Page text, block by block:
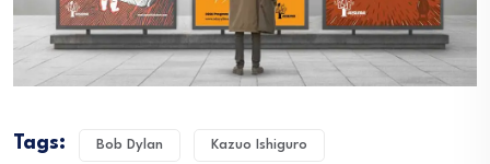
Tags: Bob Dylan Kazuo Ishiguro